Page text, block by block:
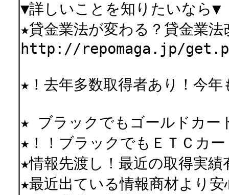
▼詳しいことを知りたいなら▼
★貸金業法が変わる？貸金業法
http://repomaga.jp/
★！去年多数取得者あり！今
★ ブラックでもゴールドカー
★！！ブラックでもＥＴＣカ
★情報先渡し！最近の取得実
★最近出ている情報商材より安